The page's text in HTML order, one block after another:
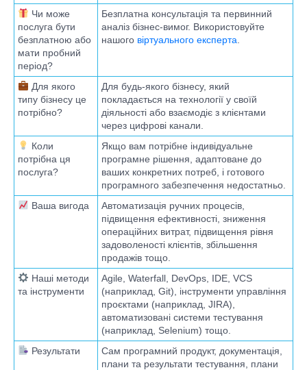
Чи може
послуга бути
безплатною або
мати пробний
період?
Безплатна консультація та первинний
аналіз бізнес-вимог. Використовуйте
нашого віртуального експерта
Для якого
типу бізнесу це
потрібно?
Для будь-якого бізнесу, який
покладається на технології у своїй
діяльності або взаємодіє з клієнтами
через цифрові канали.
Коли
потрібна ця
послуга?
Якщо вам потрібне індивідуальне
програмне рішення, адаптоване до
ваших конкретних потреб, і готового
програмного забезпечення недостатньо.
Ваша вигода
Автоматизація ручних процесів,
підвищення ефективності, зниження
операційних витрат, підвищення рівня
задоволеності клієнтів, збільшення
продажів тощо.
Наші методи
та інструменти
Agile, Waterfall, DevOps, IDE, VCS
(наприклад, Git), інструменти управління
проєктами (наприклад, JIRA),
автоматизовані системи тестування
(наприклад, Selenium) тощо.
Результати
Сам програмний продукт, документація,
плани та результати тестування, плани